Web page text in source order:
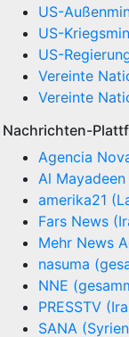
US-
US-
US-
Vereinte
Vereinte
Nachrichten-
Agencia
Al
amerika21
Fars News
Mehr News
nasuma
NNE
PRESSTV
SANA